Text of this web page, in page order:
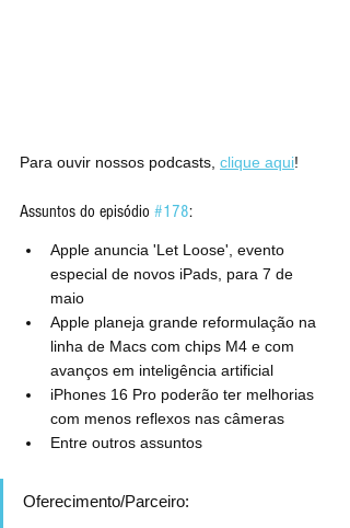
Para ouvir nossos podcasts, clique aqui!
Assuntos do episódio #178:
Apple anuncia 'Let Loose', evento
especial de novos iPads, para 7 de
maio
Apple planeja grande reformulação na
linha de Macs com chips M4 e com
avanços em inteligência artificial
iPhones 16 Pro poderão ter melhorias
com menos reflexos nas câmeras
Entre outros assuntos
Oferecimento/Parceiro: